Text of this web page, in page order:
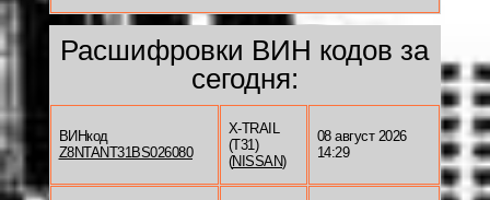
Расшифровки ВИН кодов за
сегодня:
ВИНкод
Z8NTANT31BS026080
X-TRAIL
(T31)
(NISSAN)
08 август 2026
14:29